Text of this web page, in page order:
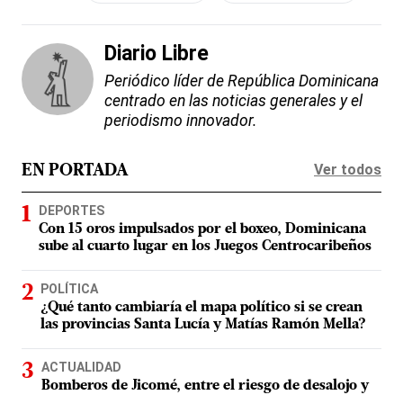
Diario Libre
Periódico líder de República Dominicana
centrado en las noticias generales y el
periodismo innovador.
EN PORTADA Ver todos
DEPORTES
Con 15 oros impulsados por el boxeo, Dominicana
sube al cuarto lugar en los Juegos Centrocaribeños
POLÍTICA
¿Qué tanto cambiaría el mapa político si se crean
las provincias Santa Lucía y Matías Ramón Mella?
ACTUALIDAD
Bomberos de Jicomé, entre el riesgo de desalojo y